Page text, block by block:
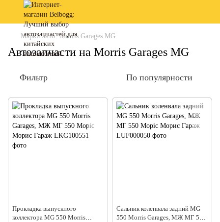
Марки авто Morris Garages MG
Автозапчасти на Morris Garages MG
Фильтр По популярности
Прокладка выпускного
коллектора MG 550 Morris
Сальник коленвала задний MG
550 Morris Garages, МЖ МГ 550